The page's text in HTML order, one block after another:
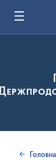
Головна